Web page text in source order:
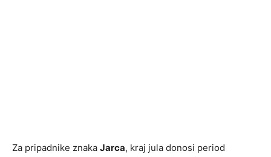
Za pripadnike znaka Jarca, kraj jula donosi period